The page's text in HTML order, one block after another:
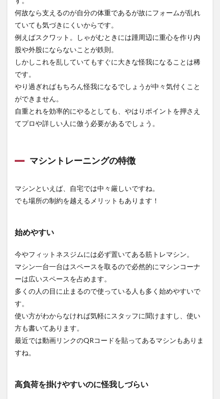
習う必
要があ
3
タイ
ミン
グや
場面
じて
種目
を選
んで
何故なら支えるのが自分の体重であるが故にフォームが乱れ
ていても気づきにくいからです。
例えばスクワット。しゃがむときには踵周辺に重心を作り内
股や外股にならないことが鉄則。
しかしこれを乱していてもすぐに大きな怪我になることは稀
です。
やり過ぎればもちろん怪我になるでしょうが中々気付くこと
ができません。
自重とれを効率的にやるとしても、やはりポイントを押さえ
てプロや詳しい人に倣う必要があるでしょう。
マシントレーニングの特徴
マシンといえば、自宅では中々厳しいですね。
でも場所の制約を越えるメリットもあります！
始めやすい
今やフィットネスジムには必ず置いてある筋トレマシン。
マシン一台一台はスペースを取るので必然的にマシンコーナ
ーは広いスペースを占めます。
多くの人の目に止まるので使っている人も多く始めやすいで
す。
使い方がわからなければ気軽にスタッフに聞けますし、使い
方も書いてあります。
最近では動画リンクのQRコードを貼ってあるマシンもありま
すね。
高負荷を掛けやすいのに怪我しづらい